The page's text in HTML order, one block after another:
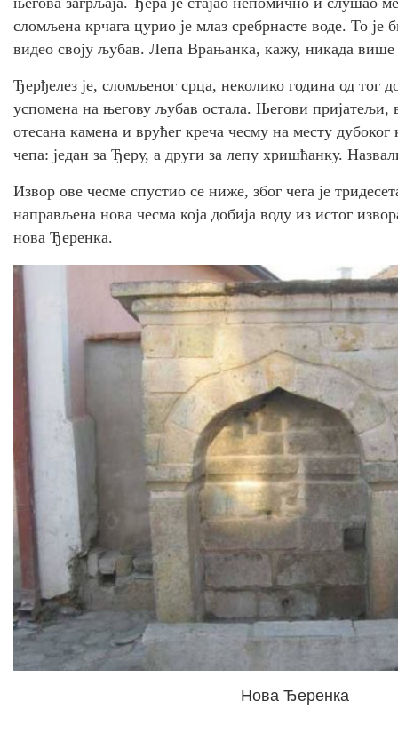
сломљена крчага цурио је млаз сребрнасте воде. То је
видео своју љубав. Лепа Врањанка, кажу, никада
Ђерђелез је, сломљеног срца, неколико година од тог
успомена на његову љубав остала. Његови пријатељи,
отесана камена и врућег креча чесму на месту
чепа: један за Ђеру, а други за лепу хришћанку.
Извор ове чесме спустио се ниже, због чега је
направљена нова чесма која добија воду из истог
нова Ђеренка.
Нова Ђеренка